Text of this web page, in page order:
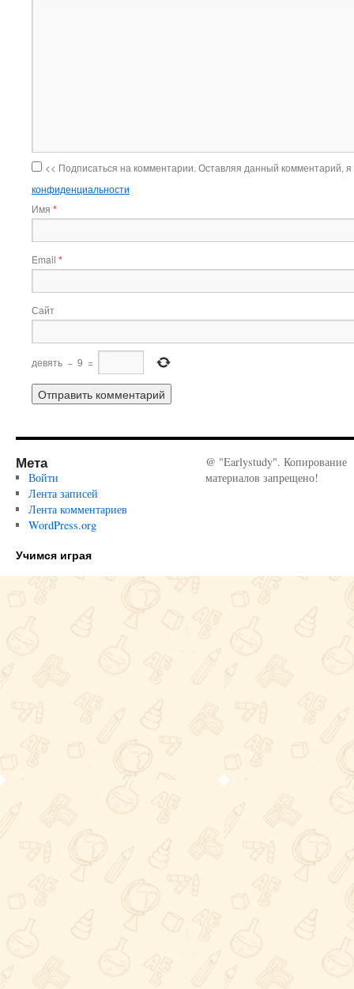
<< Подписаться на комментарии. Оставляя данный комментарий,
конфиденциальности
Имя *
Email *
Сайт
девять − 9 =
Мета
Войти
Лента записей
Лента комментариев
WordPress.org
@ "Earlystudy". Копирование
материалов запрещено!
Учимся играя